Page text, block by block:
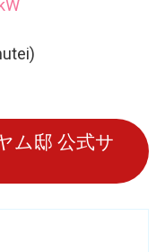
ム邸 公式サ